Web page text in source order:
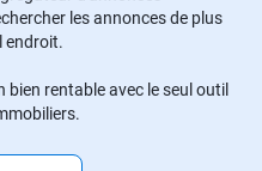
les annonces de plus
endroit.
rentable avec le seul outil